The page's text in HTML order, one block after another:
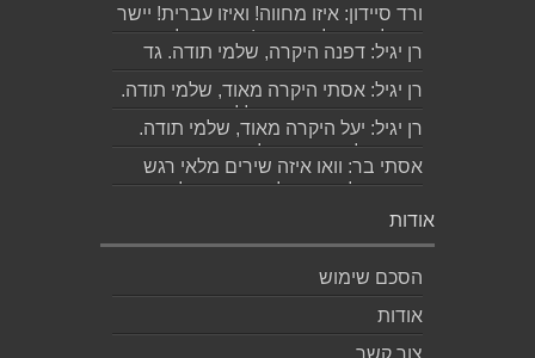
ורד סיידון: איזו מחווה! ואיזו עברית! יישר
כוח לכותב ולאהובתו :) שבת שלום...
רן יגיל: דפנה היקרה, שלמי תודה. גד
הוא אכן משורר איכותי ביותר. אמסור...
רן יגיל: אסתי היקרה מאוד, שלמי תודה.
ניכר כי השירים דיברו לליבך. אמסו...
רן יגיל: יעל היקרה מאוד, שלמי תודה.
אמסור לגד. שבת שלום. רן...
אסתי בר: וואו איזה שירים מלאי רגש
ותשוקה לאהובה ולאהבה הגדולה
ה,בלתי...
אודות
הסכם שימוש
אודות
צור קשר